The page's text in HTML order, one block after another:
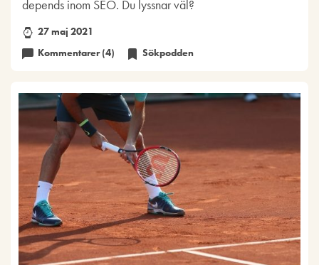
depends inom SEO. Du lyssnar väl?
27 maj 2021
Kommentarer (4)
Sökpodden